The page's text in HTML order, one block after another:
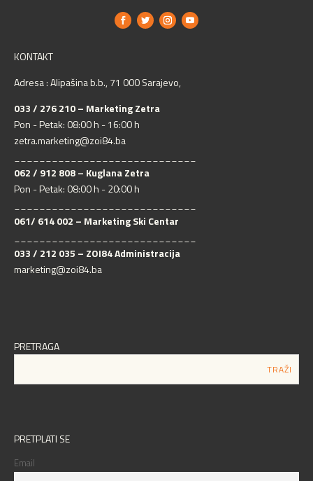
KONTAKT
Adresa : Alipašina b.b., 71 000 Sarajevo,
033 / 276 210 – Marketing Zetra
Pon - Petak: 08:00 h - 16:00 h
zetra.marketing@zoi84.ba
062 / 912 808 – Kuglana Zetra
Pon - Petak: 08:00 h - 20:00 h
061/ 614 002 – Marketing Ski Centar
033 / 212 035 – ZOI84 Administracija
marketing@zoi84.ba
PRETRAGA
PRETPLATI SE
Email